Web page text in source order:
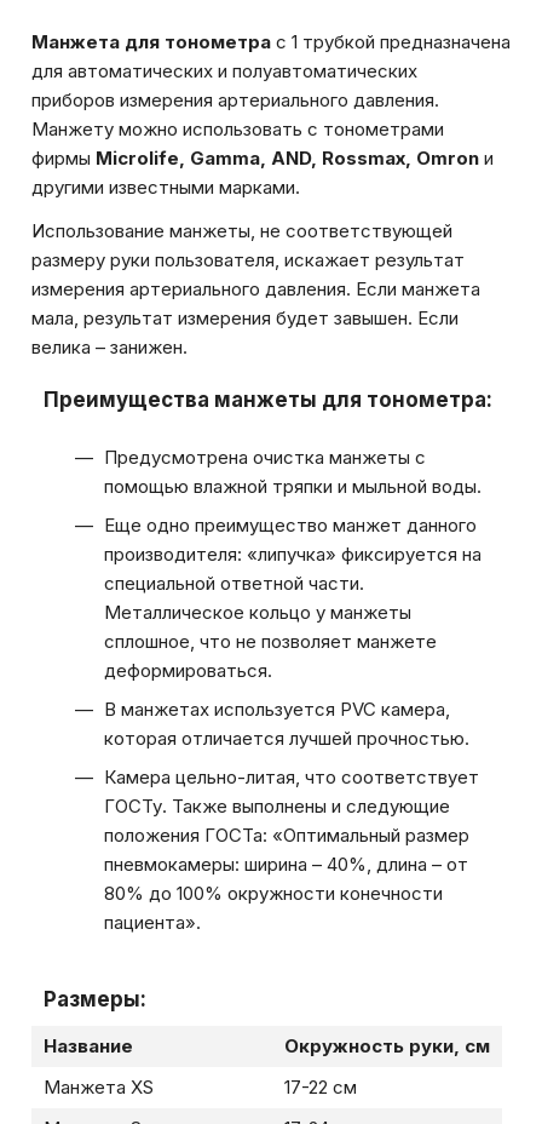
Манжета для тонометра с 1 трубкой предназначена
для автоматических и полуавтоматических
приборов измерения артериального давления.
Манжету можно использовать с тонометрами
фирмы Microlife, Gamma, AND, Rossmax, Omron и
другими известными марками.
Использование манжеты, не соответствующей
размеру руки пользователя, искажает результат
измерения артериального давления. Если манжета
мала, результат измерения будет завышен. Если
велика – занижен.
Преимущества манжеты для тонометра:
Предусмотрена очистка манжеты с
помощью влажной тряпки и мыльной воды.
Еще одно преимущество манжет данного
производителя: «липучка» фиксируется на
специальной ответной части.
Металлическое кольцо у манжеты
сплошное, что не позволяет манжете
деформироваться.
В манжетах используется PVC камера,
которая отличается лучшей прочностью.
Камера цельно-литая, что соответствует
ГОСТу. Также выполнены и следующие
положения ГОСТа: «Оптимальный размер
пневмокамеры: ширина – 40%, длина – от
80% до 100% окружности конечности
пациента».
Размеры:
Название
Окружность руки, см
Манжета XS
17-22 см